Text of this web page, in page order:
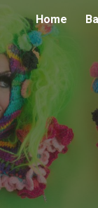
Skip to main content
Home